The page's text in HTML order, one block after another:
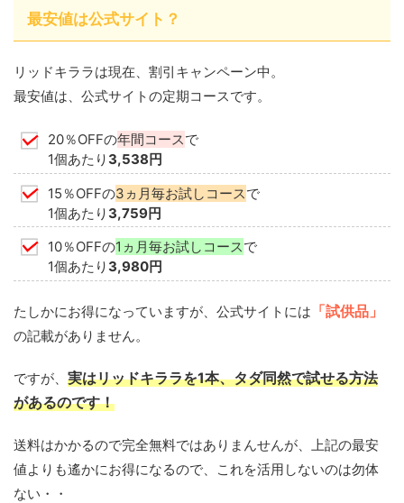
最安値は公式サイト？
リッドキララは現在、割引キャンペーン中。
最安値は、公式サイトの定期コースです。
20％OFFの年間コースで
1個あたり 3,538円
15％OFFの3ヵ月毎お試しコースで
1個あたり 3,759円
10％OFFの1ヵ月毎お試しコースで
1個あたり 3,980円
たしかにお得になっていますが、公式サイトには 「試供品」
の記載がありません。
ですが、 実はリッドキララを1本、タダ同然で試せる方法
があるのです！
送料はかかるので完全無料ではありまんせんが、上記の最安
値よりも遙かにお得になるので、これを活用しないのは勿体
ない・・